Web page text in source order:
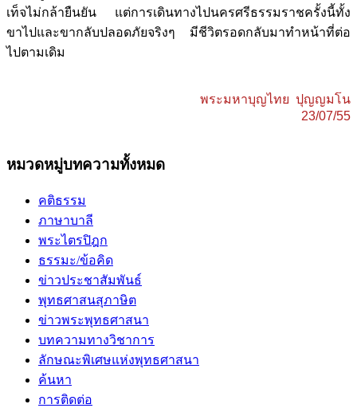
เท็จไม่กล้ายืนยัน แต่การเดินทางไปนครศรีธรรมราชครั้งนี้ทั้ง
ขาไปและขากลับปลอดภัยจริงๆ มีชีวิตรอดกลับมาทำหน้าที่ต่อ
ไปตามเดิม
พระมหาบุญไทย ปุญญมโน
23/07/55
หมวดหมู่บทความทั้งหมด
คติธรรม
ภาษาบาลี
พระไตรปิฎก
ธรรมะ/ข้อคิด
ข่าวประชาสัมพันธ์
พุทธศาสนสุภาษิต
ข่าวพระพุทธศาสนา
บทความทางวิชาการ
ลักษณะพิเศษแห่งพุทธศาสนา
ค้นหา
การติดต่อ